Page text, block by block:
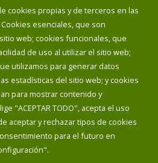
cookies propias y de terceros en las
esenciales, que son
web; cookies funcionales, que
de uso al utilizar el sitio web;
utilizamos para generar datos
estadísticas del sitio web; y cookies
para mostrar contenido y
"ACEPTAR TODO", acepta el uso
aceptar y rechazar tipos de cookies
para el futuro en
Eventos
Municipal
de interés
SESIÓN
MAPA WEB